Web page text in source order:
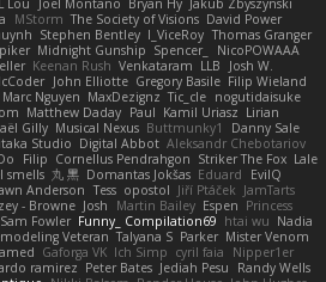
Lou Joel Montano Bryan Hy Jakub Zbyszynski
MStorm The Society of Visions David Power
Stephen Bentley I_ViceRoy Thomas Granger
Midnight Gunship Spencer_
NicoPOWAAA
Keenan Rush Venkataram LLB
Josh W.
John Elliotte Gregory Basile Filip Wieland
Marc Nguyen MaxDezignz Tic_cle nogutidaisuke
Matthew Daday Paul Kamil Uriasz Lirian
Gilly Musical Nexus Buttmunky1
Danny Sale
Studio Digital Abbot Aleksandr Chebotariov
Filip Cornellus Pendrahgon Striker The Fox Lale
smells 丸 黒 Domantas Jokšas Eduard
EvilQ
Anderson Tess opostol Jiří Ptáček JamTarts
- Browne Josh Martin Bailey Espen Princess
Sam Fowler Funny_ Compilation69 htai wu Nadia
Veteran Talyana S Parker Mister Venom
Gaforga VK Ich Simp cyril faia
Nipper1er
ramirez Peter Bates Jediah Pesu
Randy Wells